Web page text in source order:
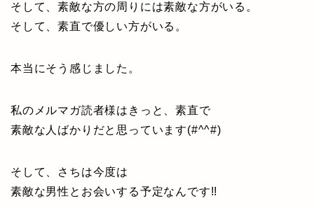
そして、素敵な方の周りには素敵な方がいる。
そして、素直で優しい方がいる。
本当にそう感じました。
私のメルマガ読者様はきっと、素直で
素敵な人ばかりだと思っています(#^^#)
そして、さちは今度は
素敵な男性とお会いする予定なんです!!